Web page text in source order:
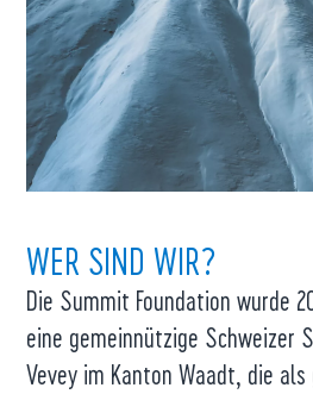
WER SIND WIR?
Die Summit Foundation wurde
eine gemeinnützige
Vevey im Kanton Waadt, die